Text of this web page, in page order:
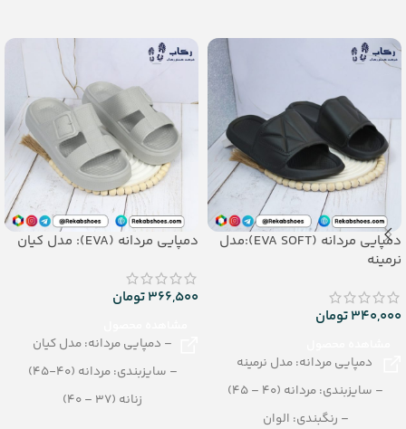
دمپایی مردانه (EVA SOFT):مدل
نرمینه
340,000تومان
دمپایی مردانه: مدل نرمینه
– سایزبندی: مردانه (40 – 45)
– رنگبندی: الوان
دمپایی مردانه (EVA): مدل کیان
366,500تومان
– دمپایی مردانه: مدل کیان
– سایزبندی: مردانه (40-45)
زنانه (37 – 40)